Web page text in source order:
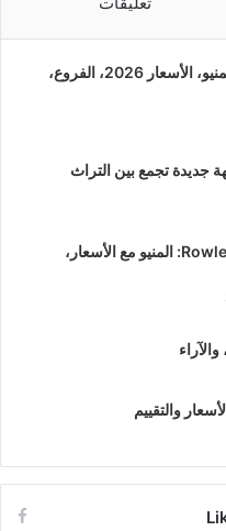
بيت المكرونة | المنيو، الأسعار 2026، الفروع،
جديدة تجمع بين التراث
روليز الرياض Rowley’s: المنيو مع الأسعار،
والتقييم